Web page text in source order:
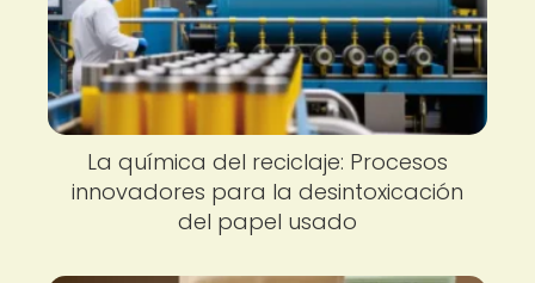
La química del reciclaje: Procesos
innovadores para la desintoxicación
del papel usado